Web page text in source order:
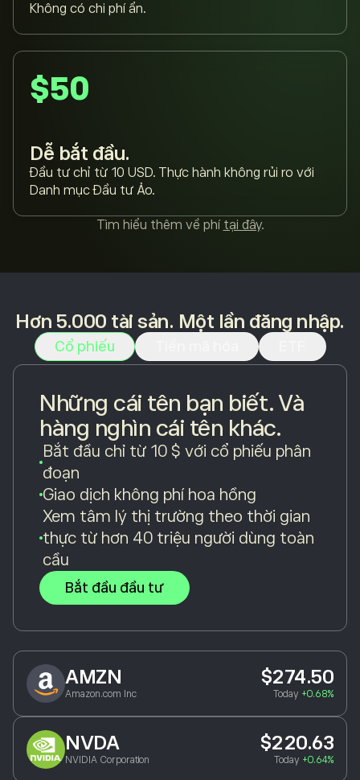
Không có chi phí ẩn.
$50
Dễ bắt đầu.
Đầu tư chỉ từ 10 USD. Thực hành không rủi ro với
Danh mục Đầu tư Ảo.
Tìm hiểu thêm về phí tại đây.
Hơn 5.000 tài sản. Một lần đăng nhập.
Cổ phiếu
Những cái tên bạn biết. Và
hàng nghìn cái tên khác.
Bắt đầu chỉ từ 10 $ với cổ phiếu phân
đoạn
Giao dịch không phí hoa hồng
Xem tâm lý thị trường theo thời gian
thực từ hơn 40 triệu người dùng toàn
cầu
Bắt đầu đầu tư
AMZN
Amazon.com Inc
$274.50
Today +0.68%
NVDA
NVIDIA Corporation
$220.63
Today +0.64%